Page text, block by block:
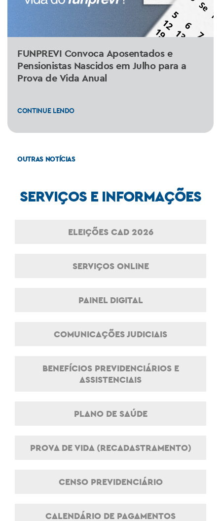
FUNPREVI Convoca Aposentados e
Pensionistas Nascidos em Julho para a
Prova de Vida Anual
CONTINUE LENDO
OUTRAS NOTÍCIAS
SERVIÇOS E INFORMAÇÕES
ELEIÇÕES CAD 2026
SERVIÇOS ONLINE
PAINEL DIGITAL
COMUNICAÇÕES JUDICIAIS
BENEFÍCIOS PREVIDENCIÁRIOS E
ASSISTENCIAIS
PLANO DE SAÚDE
PROVA DE VIDA (RECADASTRAMENTO)
CENSO PREVIDENCIÁRIO
CALENDÁRIO DE PAGAMENTOS